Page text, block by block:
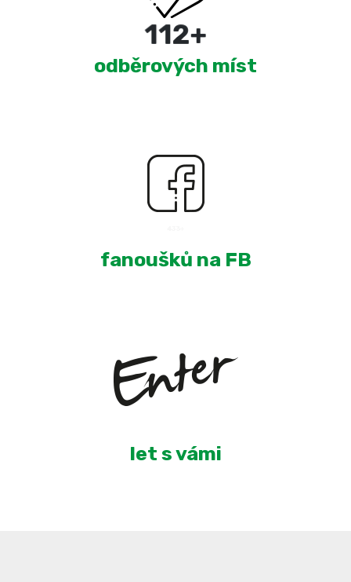
180+
odběrových míst
fanoušků na FB
let s vámi